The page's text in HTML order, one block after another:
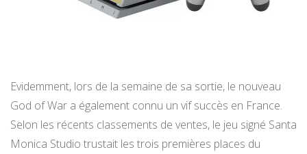
Evidemment, lors de la semaine de sa sortie, le nouveau
God of War a également connu un vif succès en France.
Selon les récents classements de ventes, le jeu signé Santa
Monica Studio trustait les trois premières places du